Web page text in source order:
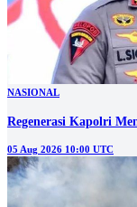
NASIONAL
Regenerasi Kapolri
05 Aug 2026 10:00 UTC